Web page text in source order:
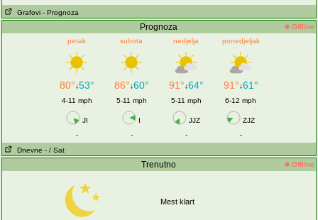
Grafovi - Prognoza
Prognoza
Offline
petak
subota nedjelja ponedjeljak
80°↓53° 86°↓60° 91°↓64° 91°↓61°
4-11 mph 5-11 mph 5-11 mph 6-12 mph
JI I JJZ
ZJZ
-
- -
-
Dnevne - / Sat
Trenutno Offline
Mest klart